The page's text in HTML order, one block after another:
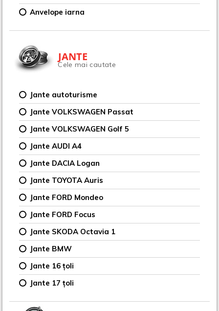
Anvelope iarna
JANTE
Cele mai cautate
Jante autoturisme
Jante VOLKSWAGEN Passat
Jante VOLKSWAGEN Golf 5
Jante AUDI A4
Jante DACIA Logan
Jante TOYOTA Auris
Jante FORD Mondeo
Jante FORD Focus
Jante SKODA Octavia 1
Jante BMW
Jante 16 țoli
Jante 17 țoli